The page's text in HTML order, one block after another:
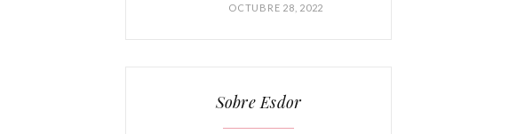
OCTUBRE 28, 2022
Sobre Esdor